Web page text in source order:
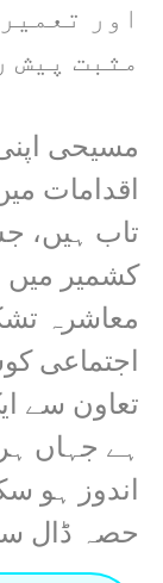
اور
مثبت پیش
مسیحی
اقدامات
تاب ہیں،
کشمیر میں
معاشرہ
اجتماعی
تعاون سے
ہے جہاں
اندوز ہو
حصہ ڈال